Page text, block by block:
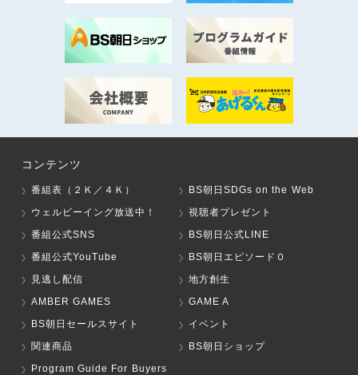
コンテンツ
番組表（２Ｋ／４Ｋ）
BS朝日SDGs on the Web
ウェルビーイング放送中！
視聴者プレゼント
番組公式SNS
BS朝日公式LINE
番組公式YouTube
BS朝日エピソード０
見逃し配信
地方創生
AMBER GAMES
GAME A
BS朝日セールスサイト
イベント
関連商品
BS朝日ショップ
Program Guide For Buyers